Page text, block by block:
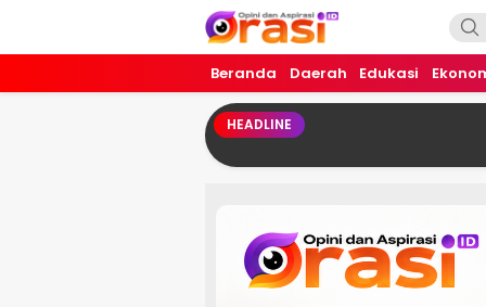
Orasi.ID
Opini dan Aspirasi!
Beranda Daerah Edukasi
HEADLINE